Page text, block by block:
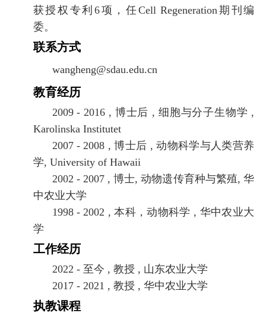
获授权专利 6项，任Cell Regeneration 期刊编
委。
联系方式
wangheng@sdau.edu.cn
教育经历
2009 - 2016 , 博士后 , 细胞与分子生物学 ,
Karolinska Institutet
2007 - 2008 ,博士后 ,动物科学与人类营养
学, University of Hawaii
2002 - 2007 , 博士,动物遗传育种与繁殖,华
中农业大学
1998 - 2002 ,本科，动物科学 , 华中农业大
学
工作经历
2022 - 至今 , 教授 , 山东农业大学
2017 - 2021 , 教授 , 华中农业大学
执教课程